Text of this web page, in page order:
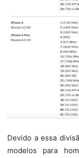
Devido a essa
modelos para